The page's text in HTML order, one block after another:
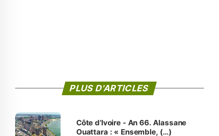
PLUS D'ARTICLES
Côte d’Ivoire - An 66. Alassane
Ouattara : « Ensemble, (…)